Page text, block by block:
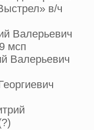
в/ч
Валерьевич
мсп
Валерьевич